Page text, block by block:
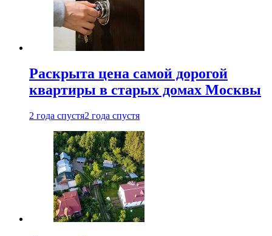
Раскрыта цена самой дорогой
квартиры в старых домах Москвы
2 года спустя2 года спустя